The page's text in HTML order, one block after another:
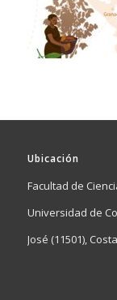
Ubicación
Facultad de
Universidad de
José (11501),